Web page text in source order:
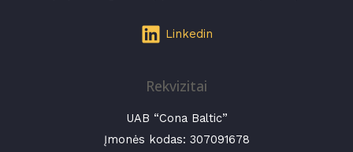
Linkedin
Rekvizitai
UAB “Cona Baltic”
Įmonės kodas: 307091678